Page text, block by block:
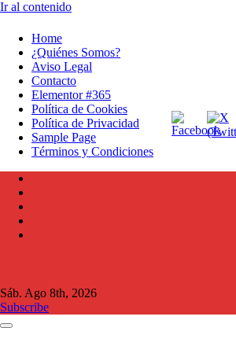
Ir al contenido
Home
¿Quiénes Somos?
Aviso Legal
Contacto
Elementor #365
Política de Cookies
Política de Privacidad
Sample Page
Términos y Condiciones
Sáb. Ago 8th, 2026
Subscribe